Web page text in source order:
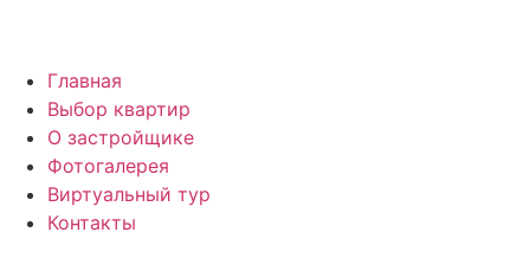
Главная
Выбор квартир
О застройщике
Фотогалерея
Виртуальный тур
Контакты